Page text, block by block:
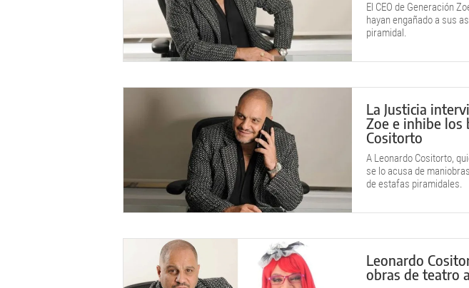
El CEO de Generación
hayan engañado a sus
piramidal.
La Justicia
Zoe e inhibe los
Cositorto
A Leonardo Cositorto,
se lo acusa de
de estafas piramidales.
Leonardo
obras de teatro